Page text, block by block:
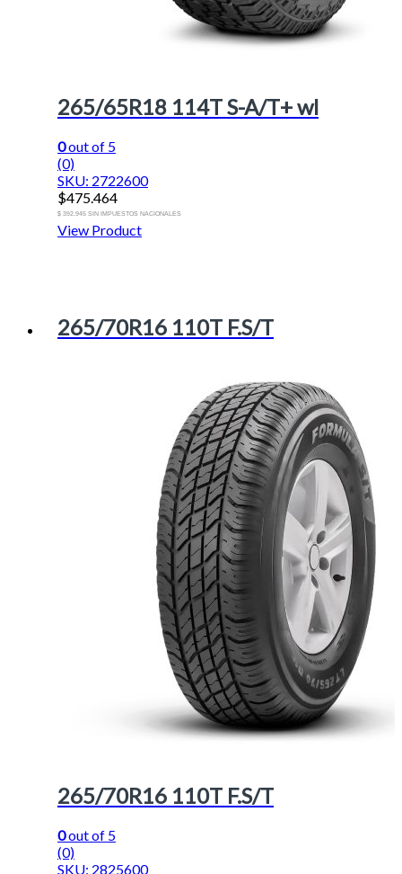
265/65R18 114T S-A/T+ wl
0out of 5
(0)
SKU: 2722600
$475.464
$ 392.945 SIN IMPUESTOS NACIONALES
View Product
265/70R16 110T F.S/T
265/70R16 110T F.S/T
0out of 5
(0)
SKU: 2825600